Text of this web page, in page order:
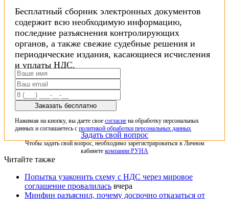
Бесплатный сборник электронных документов
содержит всю необходимую информацию,
последние разъяснения контролирующих
органов, а также свежие судебные решения и
периодические издания, касающиеся исчисления
и уплаты НДС.
Заказать бесплатно
Нажимая на кнопку, вы даете свое согласие на обработку персональных
данных и соглашаетесь с политикой обработки персональных данных
Задать свой вопрос
Чтобы задать свой вопрос, необходимо зарегистрироваться в Личном
кабинете компании РУНА
Читайте также
Попытка узаконить схему с НДС через мировое
соглашение провалилась вчера
Минфин разъяснил, почему досрочно отказаться от